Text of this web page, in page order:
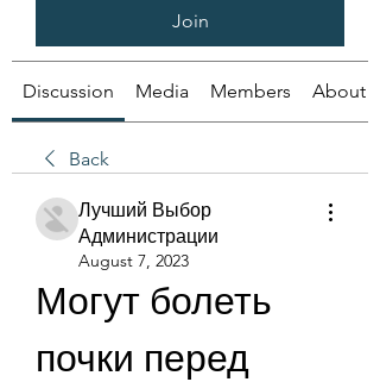
Join
Discussion Media Members About
Back
Лучший Выбор
Администрации
August 7, 2023
Могут болеть
почки перед